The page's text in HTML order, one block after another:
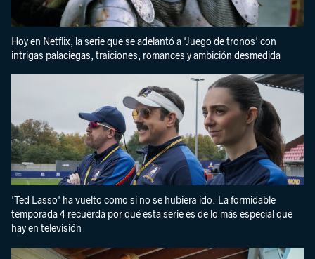
Hoy en Netflix, la serie que se adelantó a 'Juego de tronos' con
intrigas palaciegas, traiciones, romances y ambición desmedida
'Ted Lasso' ha vuelto como si no se hubiera ido. La formidable
temporada 4 recuerda por qué esta serie es de lo más especial que
hay en televisión